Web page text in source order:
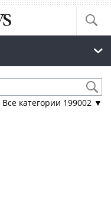
Все категории 199002 ▼